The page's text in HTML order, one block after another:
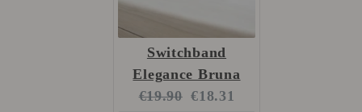
Switchband
Elegance Bruna
Original
€19.90 Current
€18.31